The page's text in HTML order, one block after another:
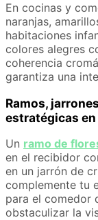
En cocinas y
naranjas,
habitaciones
colores alegres
coherencia
garantiza una
Ramos,
estratégicas
Un ramo de
en el recibidor
en un jarrón de
complemente tu
para el comedor
obstaculizar la